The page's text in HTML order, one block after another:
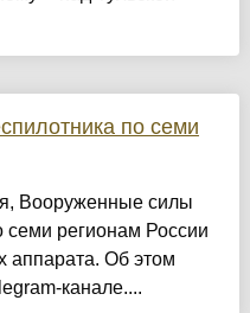
по семи
Вооруженные силы
регионам России
аппарата. Об этом
канале....